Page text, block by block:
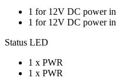
1 for 12V DC power in
1 for 12V DC power in
Status LED
1 x PWR
1 x PWR